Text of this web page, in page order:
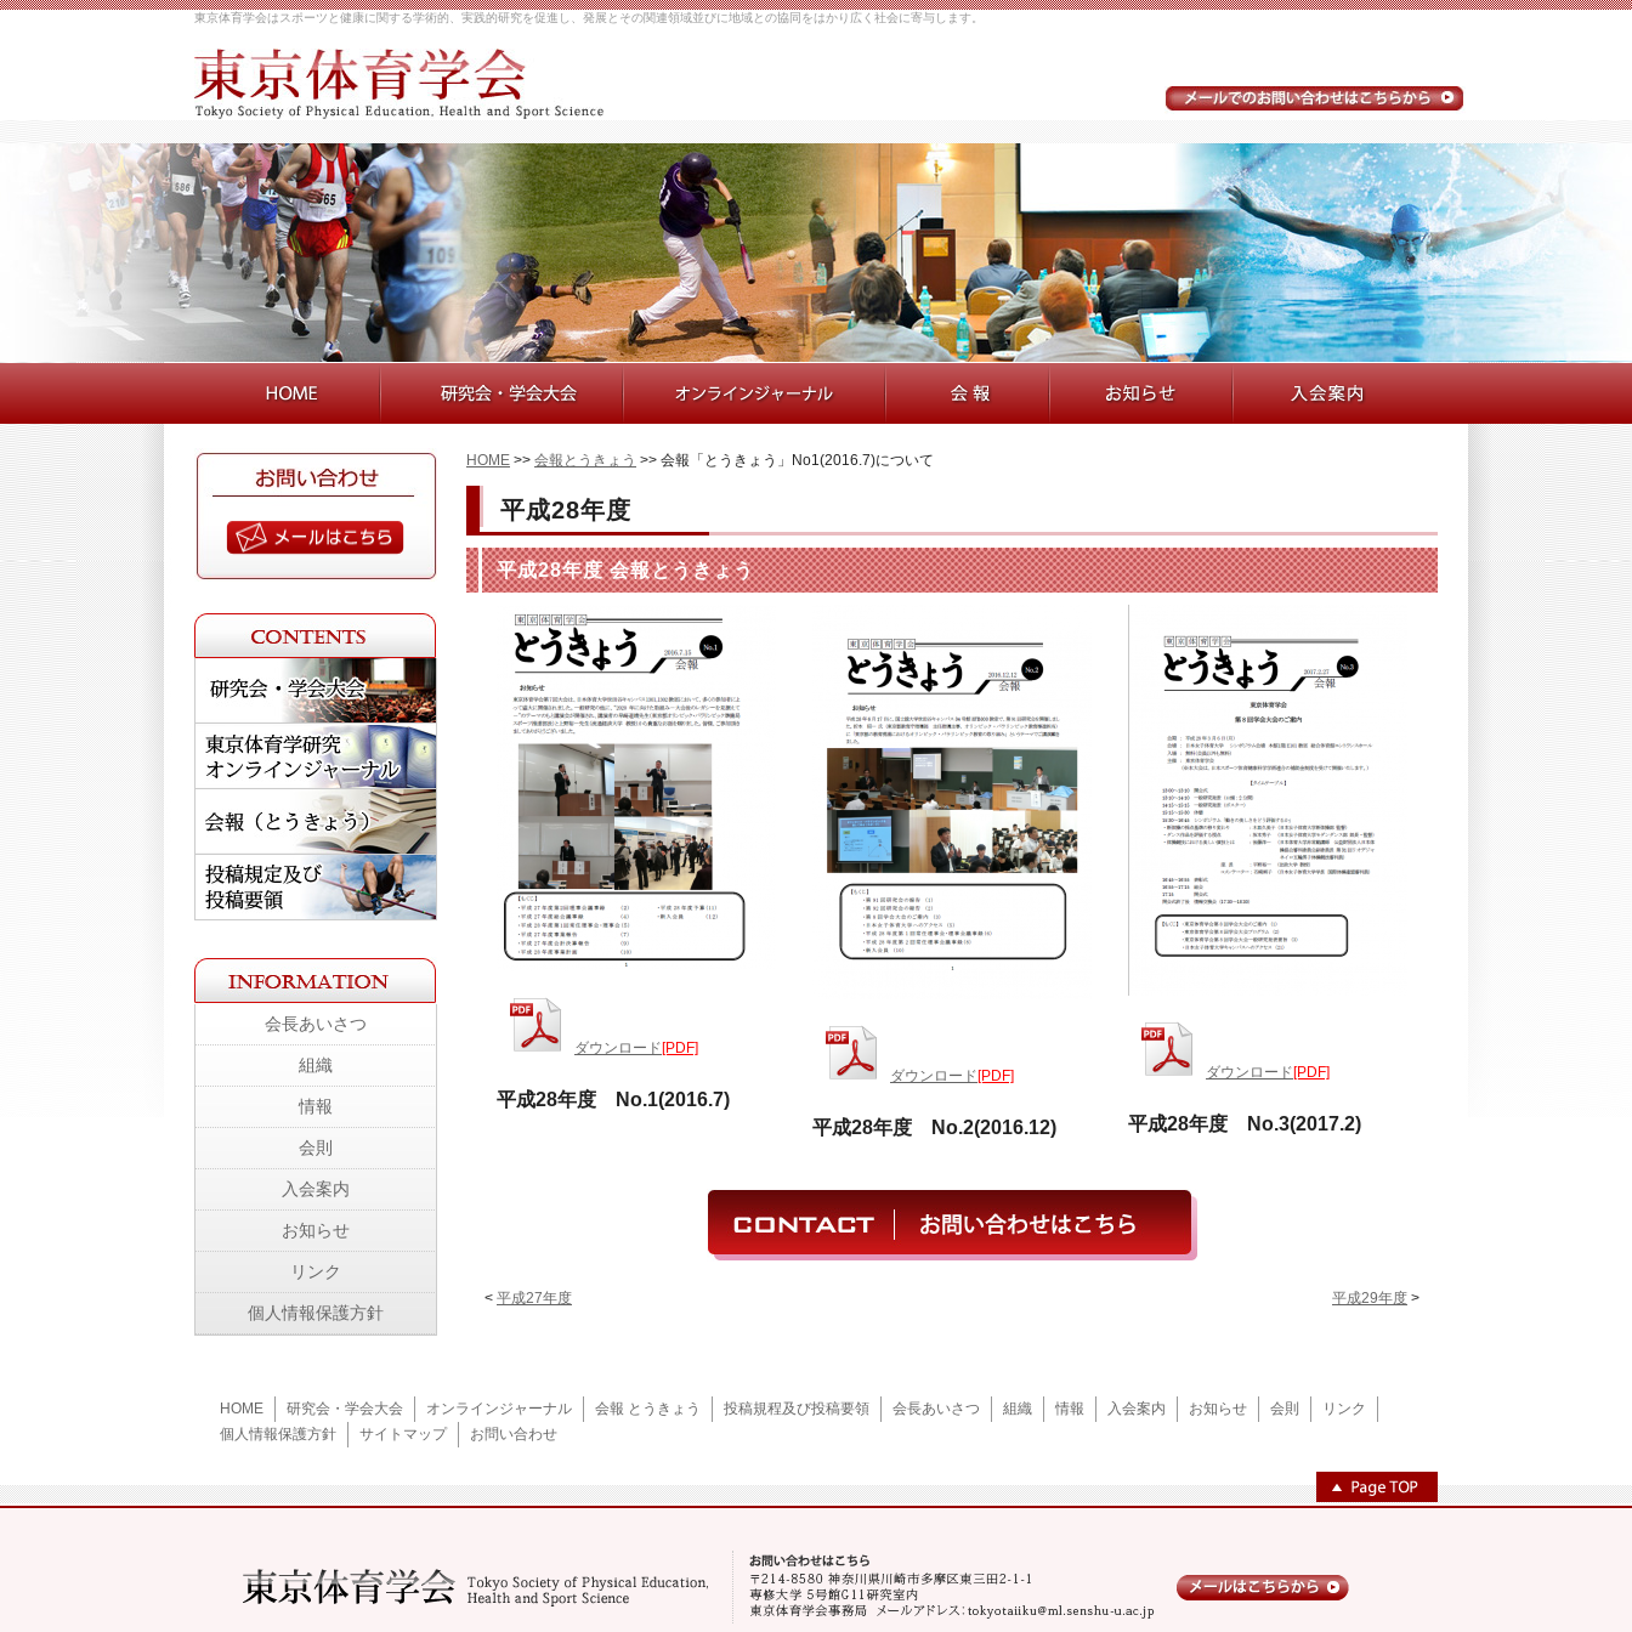
東京体育学会はスポーツと健康に関する学術的、実践的研究を促進し、発展とその関連領域並びに地域との協同をはかり広く社会に寄与します。
HOME >> 会報とうきょう >> 会報「とうきょう」No1(2016.7)について
平成28年度
平成28年度 会報とうきょう
ダウンロード[PDF]
平成28年度 No.1(2016.7)
ダウンロード[PDF]
平成28年度 No.2(2016.12)
ダウンロード[PDF]
平成28年度 No.3(2017.2)
< 平成27年度 平成29年度 >
会長あいさつ
組織
情報
会則
入会案内
お知らせ
リンク
個人情報保護方針
HOME 研究会・学会大会 オンラインジャーナル 会報 とうきょう 投稿規程及び投稿要領 会長あいさつ 組織 情報 入会案内 お知らせ 会則
リンク
個人情報保護方針
サイトマップ お問い合わせ